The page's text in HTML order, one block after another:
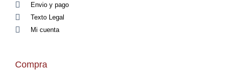
Envio y pago
Texto Legal
Mi cuenta
Compra